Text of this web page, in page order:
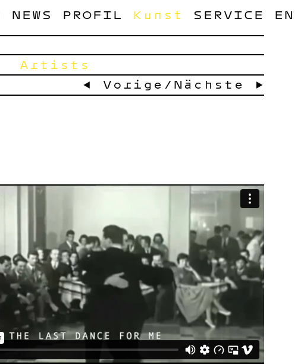
NEWS PROFIL
Kunst
Artists
SERVICE EN
← Vorige / Nächste →